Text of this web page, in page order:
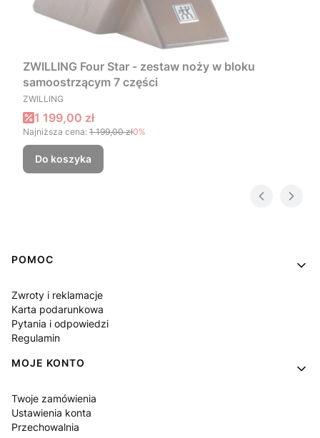
ZWILLING Four Star - zestaw noży w bloku
samoostrzącym 7 części
PRODUCENT
ZWILLING
Cena promocyjna
1 199,00 zł
Najniższa cena: 1 199,00 zł0%
Do koszyka
Linki w stopce
POMOC
Zwroty i reklamacje
Karta podarunkowa
Pytania i odpowiedzi
Regulamin
MOJE KONTO
Twoje zamówienia
Ustawienia konta
Przechowalnia